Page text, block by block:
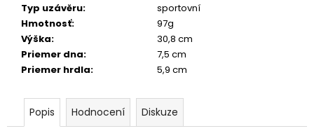
Typ uzávěru:
sportovní
Hmotnosť:
97g
Výška:
30,8 cm
Priemer dna:
7,5 cm
Priemer hrdla: 5,9 cm
Popis Hodnocení Diskuze